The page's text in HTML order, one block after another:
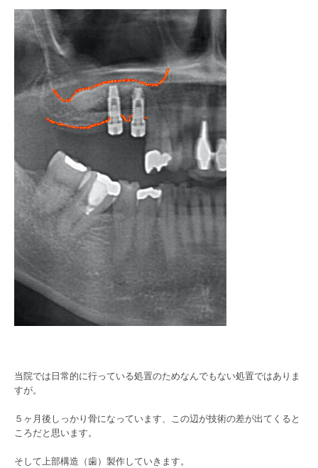
当院では日常的に行っている処置のためなんでもない処置ではありま
すが。
５ヶ月後しっかり骨になっています、この辺が技術の差が出てくると
ころだと思います。
そして上部構造（歯）製作していきます。